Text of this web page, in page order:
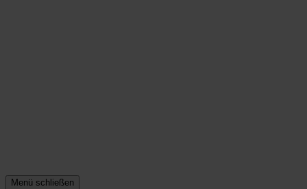
Menü schließen